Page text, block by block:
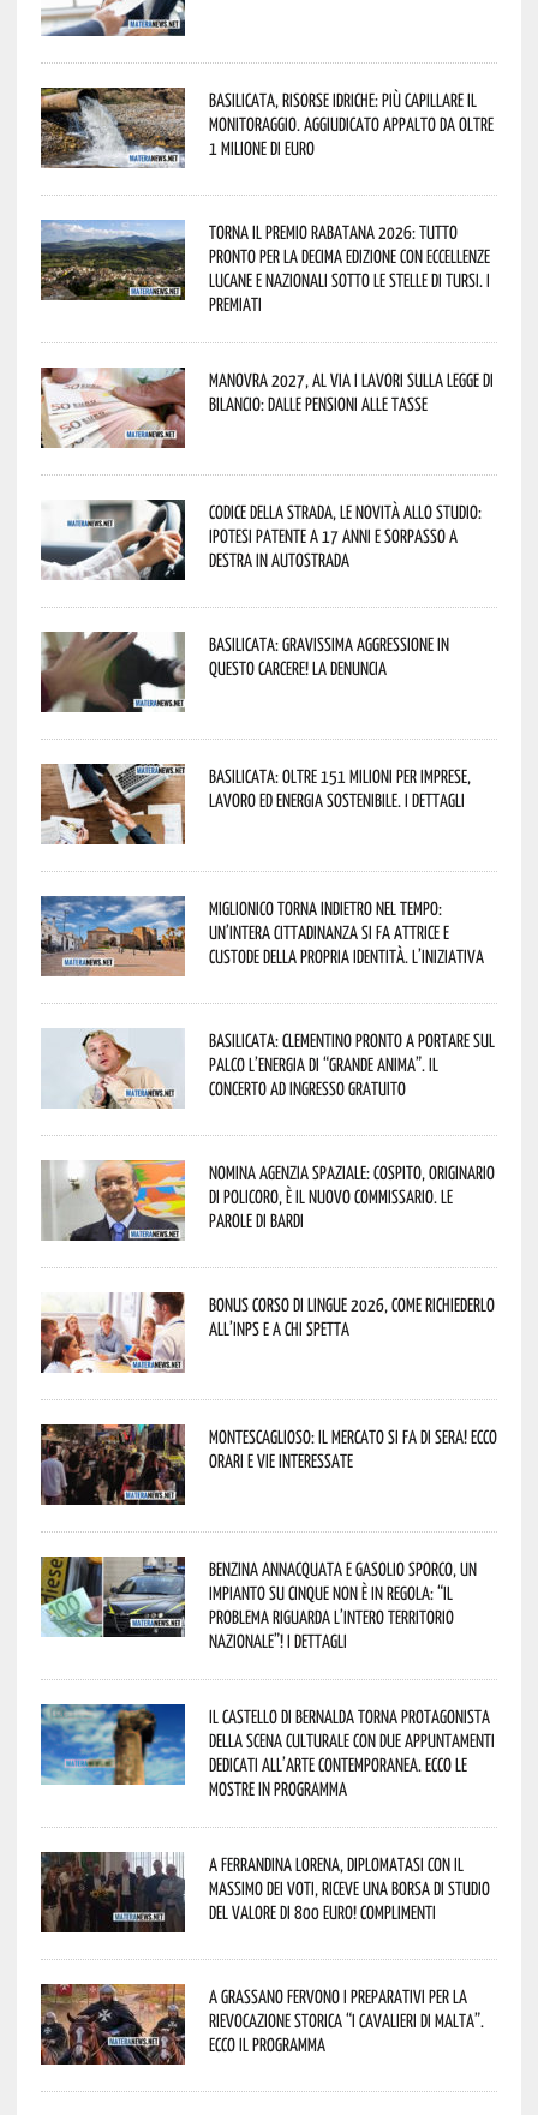
Basilicata, Risorse idriche: più capillare il
monitoraggio. Aggiudicato appalto da oltre
1 milione di euro
Torna il Premio Rabatana 2026: tutto
pronto per la decima edizione con eccellenze
lucane e nazionali sotto le stelle di Tursi. I
premiati
Manovra 2027, al via i lavori sulla Legge di
Bilancio: dalle pensioni alle tasse
Codice della strada, le novità allo studio:
ipotesi patente a 17 anni e sorpasso a
destra in autostrada
Basilicata: gravissima aggressione in
questo Carcere! La denuncia
Basilicata: oltre 151 milioni per imprese,
lavoro ed energia sostenibile. I dettagli
Miglionico torna indietro nel tempo:
un’intera cittadinanza si fa attrice e
custode della propria identità. L’iniziativa
Basilicata: Clementino pronto a portare sul
palco l’energia di “Grande Anima”. Il
concerto ad ingresso gratuito
Nomina Agenzia Spaziale: Cospito, originario
di Policoro, è il nuovo commissario. Le
parole di Bardi
Bonus corso di lingue 2026, come richiederlo
all’INPS e a chi spetta
Montescaglioso: il mercato si fa di sera! Ecco
orari e vie interessate
Benzina annacquata e gasolio sporco, un
impianto su cinque non è in regola: “il
problema riguarda l’intero territorio
Nazionale”! I dettagli
Il Castello di Bernalda torna protagonista
della scena culturale con due appuntamenti
dedicati all’arte contemporanea. Ecco le
mostre in programma
A Ferrandina Lorena, diplomatasi con il
massimo dei voti, riceve una borsa di studio
del valore di 800 euro! Complimenti
A Grassano fervono i preparativi per la
Rievocazione Storica “I CAVALIERI DI MALTA”.
Ecco il programma